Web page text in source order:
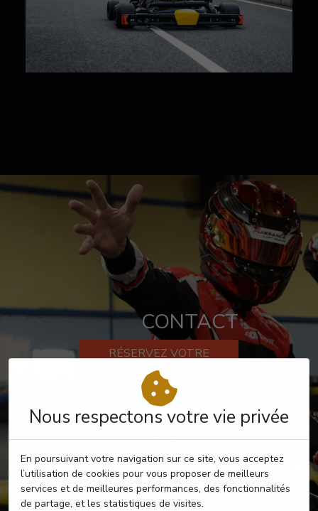
Nous respectons votre vie privée
En poursuivant votre navigation sur ce site, vous acceptez
l’utilisation de cookies pour vous proposer de meilleurs
services et de meilleures performances, des fonctionnalités
de partage, et les statistiques de visites.
CONTACT
RÉSERVEZ VOTRE
PASSAGE